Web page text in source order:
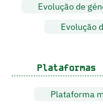
Evolução de
Evolução
Plataformas
Plataforma